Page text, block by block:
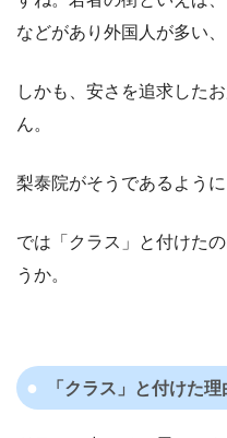
などがあり外国人が多い
しかも、安さを追求した
ん。
梨泰院がそうであるよう
では「クラス」と付けた
うか。
「クラス」と付けた理